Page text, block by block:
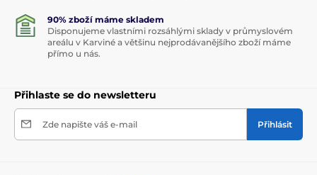
90% zboží máme skladem
Disponujeme vlastními rozsáhlými sklady v průmyslovém
areálu v Karviné a většinu nejprodávanějšího zboží máme
přímo u nás.
Přihlaste se do newsletteru
Zde napište váš e-mail Přihlásit